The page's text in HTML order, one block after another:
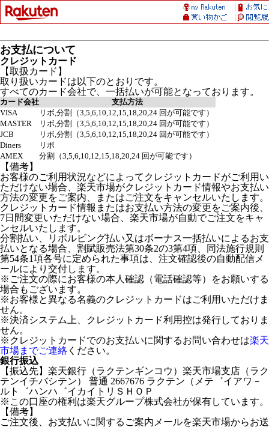
お支払について
クレジットカード
【取扱カード】
取り扱いカードは以下のとおりです。
すべてのカード会社で、一括払いが可能となっております。
カード会社
支払方法
VISA
リボ,分割（3,5,6,10,12,15,18,20,24 回が可能です）
MASTER
リボ,分割（3,5,6,10,12,15,18,20,24 回が可能です）
JCB
リボ,分割（3,5,6,10,12,15,18,20,24 回が可能です）
Diners
リボ
AMEX
分割（3,5,6,10,12,15,18,20,24 回が可能です）
【備考】
お客様のご利用状況などによってクレジットカードがご利用い
ただけない場合、楽天市場がクレジットカード情報やお支払い
方法の変更をご案内、またはご注文をキャンセルいたします。
クレジットカード情報またはお支払い方法の変更をご案内後、
7日間変更いただけない場合、楽天市場が自動でご注文をキャ
ンセルいたします。
分割払い、リボルビング払い又はボーナス一括払いによるお支
払いとなる場合、割賦販売法第30条2の3第4項、同法施行規則
第54条1項各号に定められた事項は、注文確認後の自動配信メ
ールにより交付します。
※ご注文の際にお客様の本人確認（電話確認等）をお願いする
場合もございます。
※お客様と異なる名義のクレジットカードはご利用いただけま
せん。
※決済システム上、クレジットカード利用控は発行しておりま
せん。
※クレジットカードでのお支払いに関するお問い合わせは楽天
市場までご連絡 ください。
銀行振込
【振込先】楽天銀行（ラクテンギンコウ）楽天市場支店（ラク
テンイチバシテン） 普通 2667676 ラクテン（メテ゛イアワ－
ルト゛ハンハ゛イカイトリＳＨＯＰ
※この口座の権利は楽天グループ株式会社が保有しています。
【備考】
ご注文後、お支払いに関するご案内メールを楽天市場からお送